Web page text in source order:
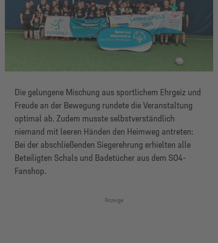
Die gelungene Mischung aus sportlichem Ehrgeiz und
Freude an der Bewegung rundete die Veranstaltung
optimal ab. Zudem musste selbstverständlich
niemand mit leeren Händen den Heimweg antreten:
Bei der abschließenden Siegerehrung erhielten alle
Beteiligten Schals und Badetücher aus dem S04-
Fanshop.
Anzeige